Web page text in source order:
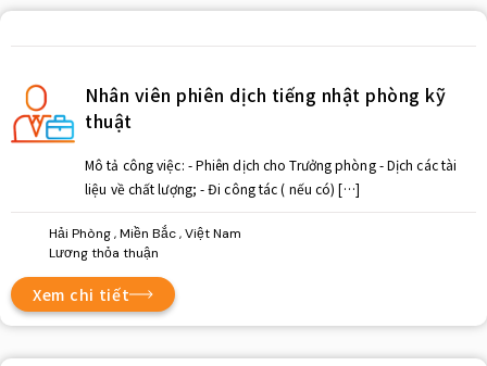
Nhân viên phiên dịch tiếng nhật phòng kỹ
thuật
Mô tả công việc: - Phiên dịch cho Trưởng phòng - Dịch các tài
liệu về chất lượng; - Đi công tác ( nếu có) […]
Hải Phòng , Miền Bắc , Việt Nam
Lương thỏa thuận
Xem chi tiết